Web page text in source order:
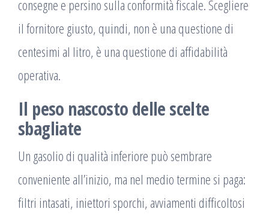
consegne e persino sulla conformità fiscale. Scegliere
il fornitore giusto, quindi, non è una questione di
centesimi al litro, è una questione di affidabilità
operativa.
Il peso nascosto delle scelte
sbagliate
Un gasolio di qualità inferiore può sembrare
conveniente all’inizio, ma nel medio termine si paga:
filtri intasati, iniettori sporchi, avviamenti difficoltosi